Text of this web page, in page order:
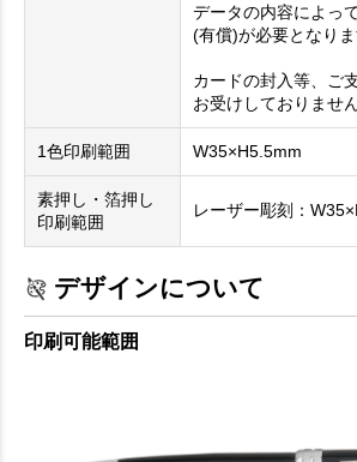
データの内容によっ
(有償)が必要となりま
カードの封入等、ご
お受けしておりません
1色印刷範囲 W35×H5.5mm
素押し・箔押し
印刷範囲
レーザー彫刻：
デザインについて
印刷可能範囲